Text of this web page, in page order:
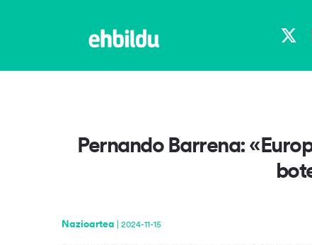
X
Pernando Barrena:
Nazioartea 2024-11-15